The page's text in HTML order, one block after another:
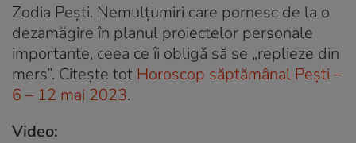
Zodia Pești. Nemulțumiri care pornesc de la o
dezamăgire în planul proiectelor personale
importante, ceea ce îi obligă să se „replieze din
mers”. Citește tot Horoscop săptămânal Pești –
6 – 12 mai 2023.
Video: